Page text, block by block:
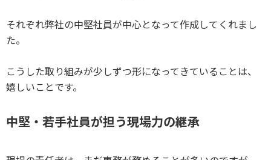
それぞれ弊社の中堅社員が中心となって作成してくれまし
た。
こうした取り組みが少しずつ形になってきていることは、
嬉しいことです。
中堅・若手社員が担う現場力の継承